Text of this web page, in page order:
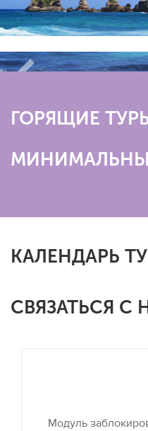
ГОРЯЩИЕ
КАЛЕНДАРЬ
СВЯЗАТЬСЯ С
Модуль